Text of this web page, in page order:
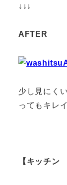
↓↓↓
AFTER
少し見にく
ってもキレ
【キッチン